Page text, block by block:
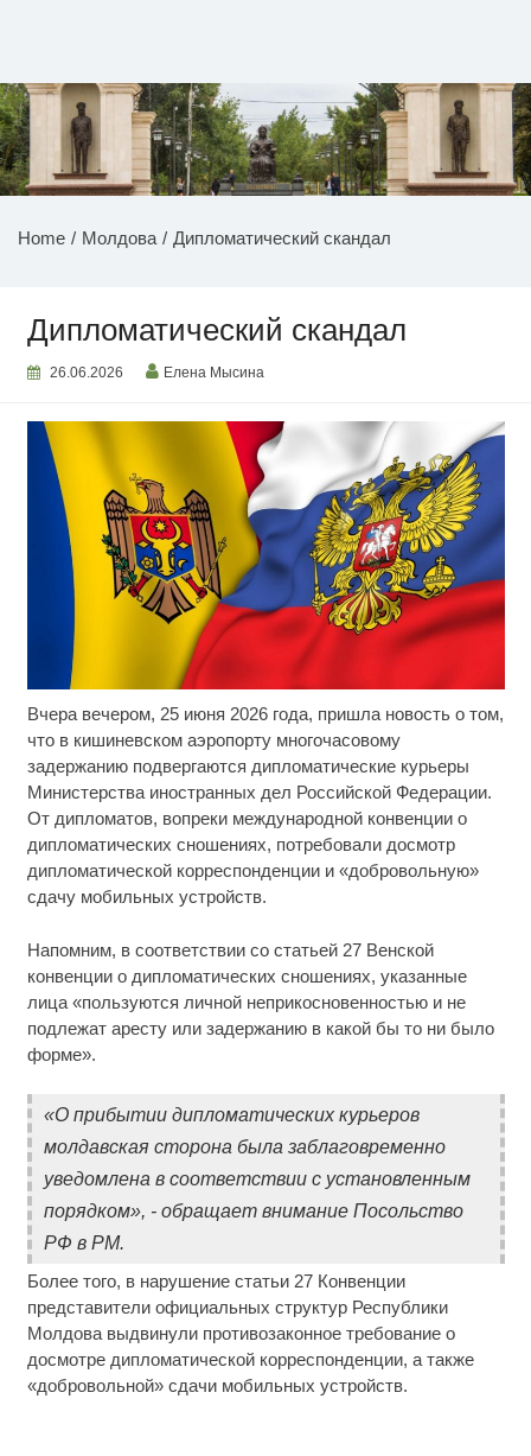
НОВОСТИ ПРИДНЕСТРОВЬЯ
Home Молдова Дипломатический скандал
Дипломатический скандал
26.06.2026 Елена Мысина
Вчера вечером, 25 июня 2026 года, пришла новость о том,
что в кишиневском аэропорту многочасовому
задержанию подвергаются дипломатические курьеры
Министерства иностранных дел Российской Федерации.
От дипломатов, вопреки международной конвенции о
дипломатических сношениях, потребовали досмотр
дипломатической корреспонденции и «добровольную»
сдачу мобильных устройств.
Напомним, в соответствии со статьей 27 Венской
конвенции о дипломатических сношениях, указанные
лица «пользуются личной неприкосновенностью и не
подлежат аресту или задержанию в какой бы то ни было
форме».
«О прибытии дипломатических курьеров
молдавская сторона была заблаговременно
уведомлена в соответствии с установленным
порядком», - обращает внимание Посольство
РФ в РМ.
Более того, в нарушение статьи 27 Конвенции
представители официальных структур Республики
Молдова выдвинули противозаконное требование о
досмотре дипломатической корреспонденции, а также
«добровольной» сдачи мобильных устройств.
Ролик длится несколько секунд, а смеяться вы
будете долго
i
Ржу не переставая, это видео пересмотришь не
Королева вагона отожгла! Видео не оставит
равнодушным